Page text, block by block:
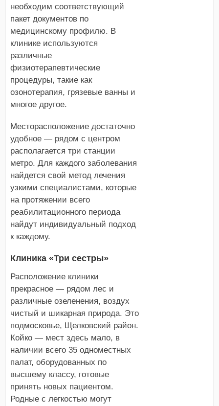
необходим соответствующий
пакет документов по
медицинскому профилю. В
клинике используются
различные
физиотерапевтические
процедуры, такие как
озонотерапия, грязевые ванны и
многое другое.
Месторасположение достаточно
удобное — рядом с центром
располагается три станции
метро. Для каждого заболевания
найдется свой метод лечения
узкими специалистами, которые
на протяжении всего
реабилитационного периода
найдут индивидуальный подход
к каждому.
Клиника «Три сестры»
Расположение клиники
прекрасное — рядом лес и
различные озеленения, воздух
чистый и шикарная природа. Это
подмосковье, Щелковский район.
Койко — мест здесь мало, в
наличии всего 35 одноместных
палат, оборудованных по
высшему классу, готовые
принять новых пациентом.
Родные с легкостью могут